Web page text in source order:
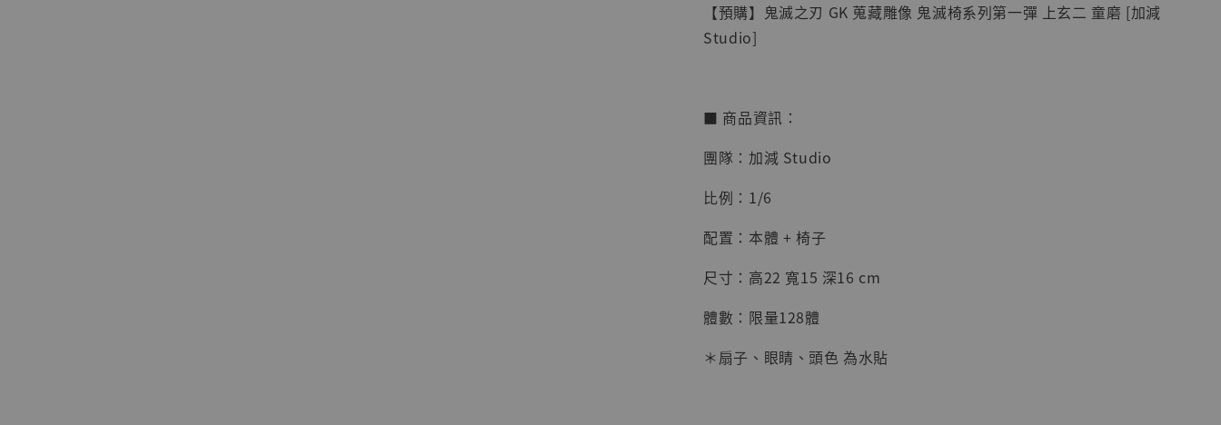
NT$ 4,280
NT$ 5,580
- +
【預購】鬼滅之刃 GK 蒐藏雕像 鬼滅椅系列第一彈 上玄二 童磨 [加減
Studio]
■ 商品資訊：
團隊：加減 Studio
比例：1/6
配置：本體 + 椅子
尺寸：高22 寬15 深16 cm
體數：限量128體
＊扇子、眼睛、頭色 為水貼